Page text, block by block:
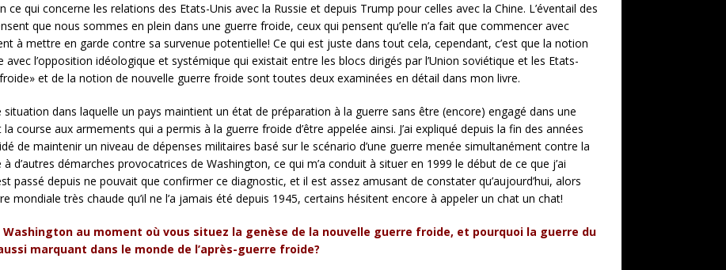
qui concerne les relations des Etats-Unis avec la Russie et depuis Trump pour celles avec la Chine. L’éventail des
que nous sommes en plein dans une guerre froide, ceux qui pensent qu’elle n’a fait que commencer avec
à mettre en garde contre sa survenue potentielle! Ce qui est juste dans tout cela, cependant, c’est que la notion
l’opposition idéologique et systémique qui existait entre les blocs dirigés par l’Union soviétique et les Etats-
et de la notion de nouvelle guerre froide sont toutes deux examinées en détail dans mon livre.
dans laquelle un pays maintient un état de préparation à la guerre sans être (encore) engagé dans une
la course aux armements qui a permis à la guerre froide d’être appelée ainsi. J’ai expliqué depuis la fin des années
de maintenir un niveau de dépenses militaires basé sur le scénario d’une guerre menée simultanément contre la
d’autres démarches provocatrices de Washington, ce qui m’a conduit à situer en 1999 le début de ce que j’ai
passé depuis ne pouvait que confirmer ce diagnostic, et il est assez amusant de constater qu’aujourd’hui, alors
mondiale très chaude qu’il ne l’a jamais été depuis 1945, certains hésitent encore à appeler un chat un chat!
Washington au moment où vous situez la genèse de la nouvelle guerre froide, et pourquoi la guerre du
marquant dans le monde de l’après-guerre froide?